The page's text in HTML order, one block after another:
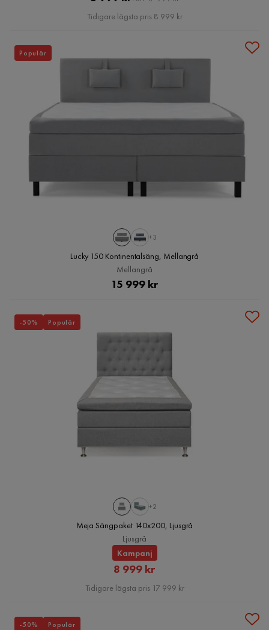
Pris
Tidigare lägsta pris 8 999 kr
+3
Lucky 150 Kontinentalsäng, Mellangrå
Mellangrå
Pris
15 999 kr
Populär
+2
Meja Sängpaket 140x200, Ljusgrå
Ljusgrå
Kampanj
Rabatterat
Pris
8 999 kr
Tidigare lägsta pris 17 999 kr
-50% Populär
-50% Populär